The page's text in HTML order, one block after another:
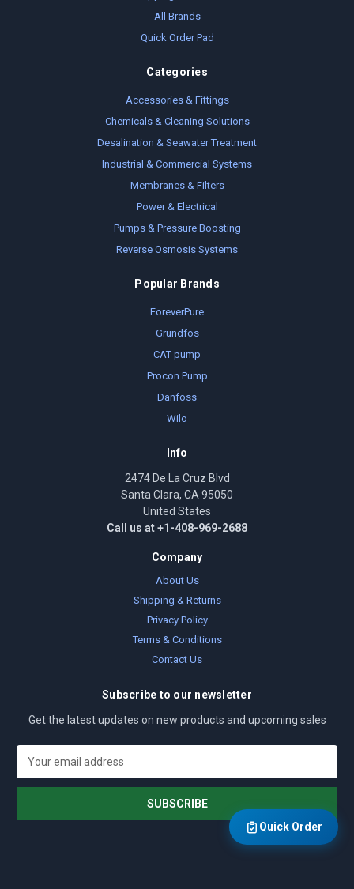
All Brands
Quick Order Pad
Categories
Accessories & Fittings
Chemicals & Cleaning Solutions
Desalination & Seawater Treatment
Industrial & Commercial Systems
Membranes & Filters
Power & Electrical
Pumps & Pressure Boosting
Reverse Osmosis Systems
Popular Brands
ForeverPure
Grundfos
CAT pump
Procon Pump
Danfoss
Wilo
Info
2474 De La Cruz Blvd
Santa Clara, CA 95050
United States
Call us at +1-408-969-2688
Company
About Us
Shipping & Returns
Privacy Policy
Terms & Conditions
Contact Us
Subscribe to our newsletter
Get the latest updates on new products and upcoming sales
a
l
Quick Order